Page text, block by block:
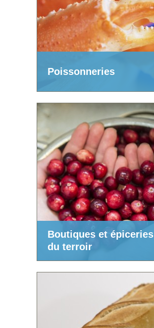
Poissonneries
Boutiques et épiceries
du terroir